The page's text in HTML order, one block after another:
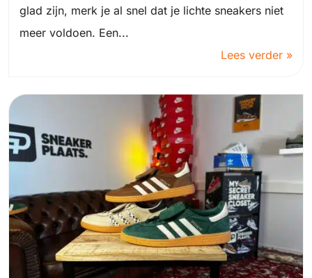
glad zijn, merk je al snel dat je lichte sneakers niet
meer voldoen. Een...
Lees verder »